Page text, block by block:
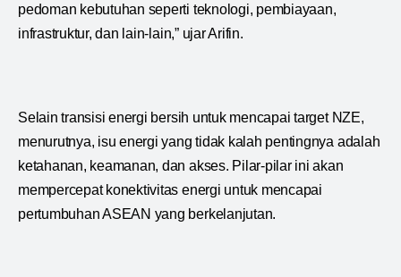
pedoman kebutuhan seperti teknologi, pembiayaan,
infrastruktur, dan lain-lain,” ujar Arifin.
Selain transisi energi bersih untuk mencapai target NZE,
menurutnya, isu energi yang tidak kalah pentingnya adalah
ketahanan, keamanan, dan akses. Pilar-pilar ini akan
mempercepat konektivitas energi untuk mencapai
pertumbuhan ASEAN yang berkelanjutan.